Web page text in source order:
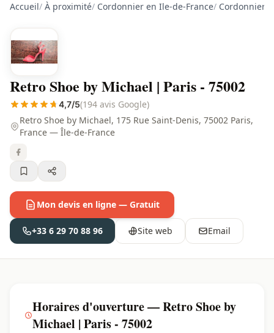
Accueil/ À proximité/ Cordonnier en Ile-de-France/ Cordonnier
Retro Shoe by Michael | Paris - 75002
4,7/5(194 avis Google)
Retro Shoe by Michael, 175 Rue Saint-Denis, 75002 Paris,
France — Île-de-France
Mon devis en ligne — Gratuit
+33 6 29 70 88 96 Site web Email
Horaires d'ouverture — Retro Shoe by
Michael | Paris - 75002